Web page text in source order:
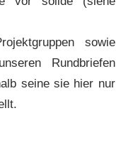
sowie
Rundbriefen
seine sie hier nur